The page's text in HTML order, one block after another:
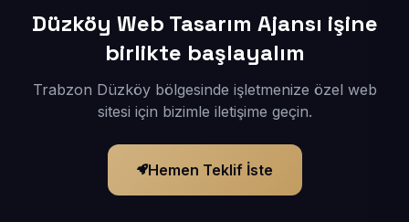
Düzköy Web Tasarım Ajansı işine
birlikte başlayalım
Trabzon Düzköy bölgesinde işletmenize özel web
sitesi için bizimle iletişime geçin.
Hemen Teklif İste